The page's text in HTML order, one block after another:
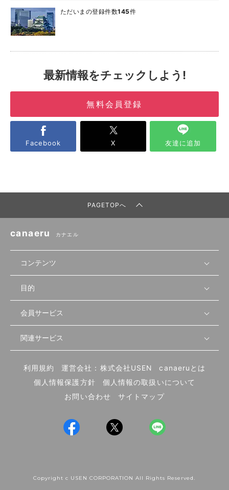
ただいまの登録件数145件
最新情報をチェックしよう!
無料会員登録
Facebook X 友達に追加
PAGETOPへ
canaeru カナエル
コンテンツ
無料開業相談
セミナー情報
セミナー動画
物件を探す
首都圏
北海道
先輩開業者の声
開業・経営に関する記事
編集ポリシー
業態別の開業方法
UIターン開業特集
目的
店舗運営
物件
内装・設備
食材・仕入れ
会員サービス
会員登録
ログイン
関連サービス
飲食店サクセスガイド（外部サイト）
利用規約 運営会社：株式会社USEN
canaeruとは
個人情報保護方針
個人情報の取扱いについて
お問い合わせ
サイトマップ
Copyright c USEN CORPORATION All Rights Reserved.